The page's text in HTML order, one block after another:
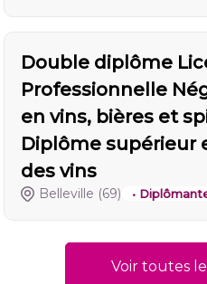
Double diplôme
Professionnelle
en vins, bières et
Diplôme supérieur
des vins
Belleville (69) •
Voir toutes